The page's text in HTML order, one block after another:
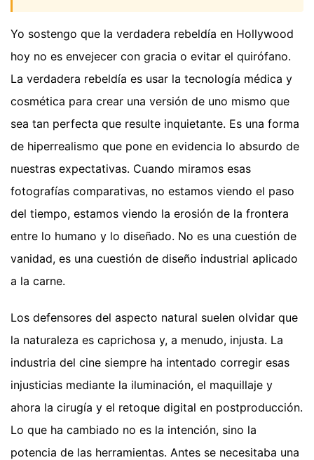
Yo sostengo que la verdadera rebeldía en Hollywood
hoy no es envejecer con gracia o evitar el quirófano.
La verdadera rebeldía es usar la tecnología médica y
cosmética para crear una versión de uno mismo que
sea tan perfecta que resulte inquietante. Es una forma
de hiperrealismo que pone en evidencia lo absurdo de
nuestras expectativas. Cuando miramos esas
fotografías comparativas, no estamos viendo el paso
del tiempo, estamos viendo la erosión de la frontera
entre lo humano y lo diseñado. No es una cuestión de
vanidad, es una cuestión de diseño industrial aplicado
a la carne.
Los defensores del aspecto natural suelen olvidar que
la naturaleza es caprichosa y, a menudo, injusta. La
industria del cine siempre ha intentado corregir esas
injusticias mediante la iluminación, el maquillaje y
ahora la cirugía y el retoque digital en postproducción.
Lo que ha cambiado no es la intención, sino la
potencia de las herramientas. Antes se necesitaba una